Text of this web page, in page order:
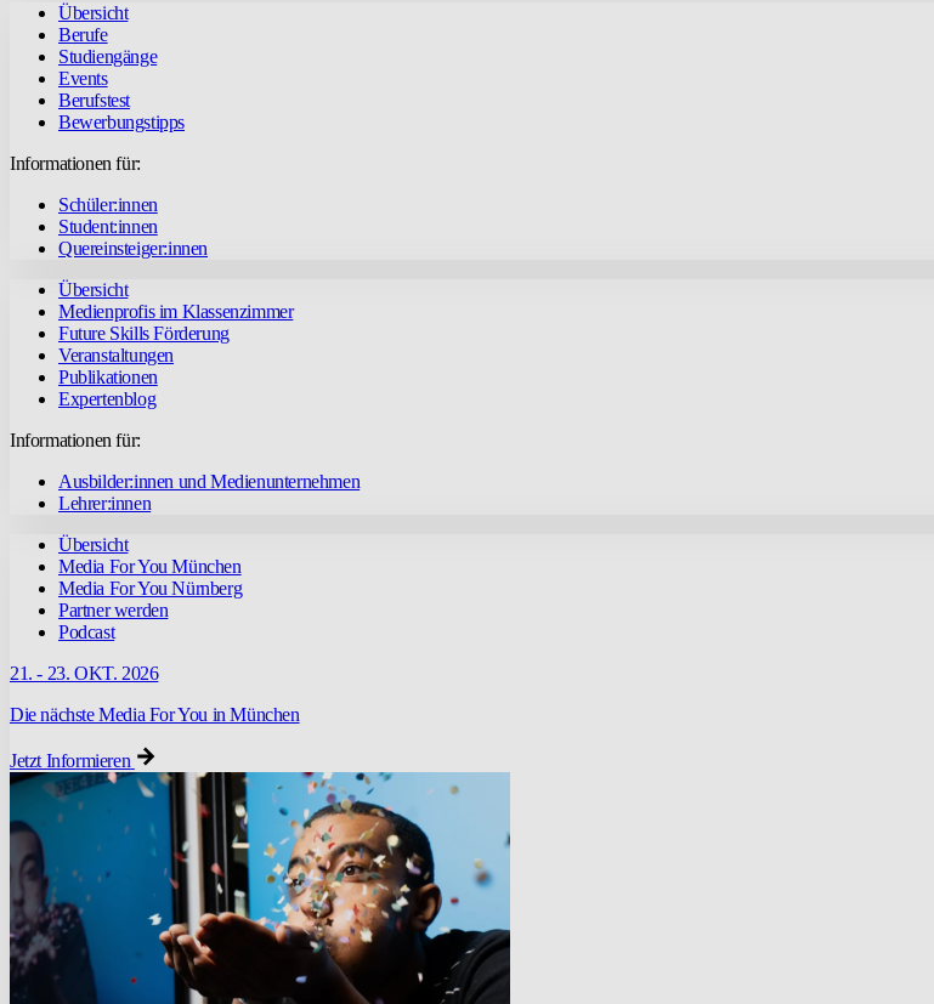
Übersicht
Berufe
Studiengänge
Events
Berufstest
Bewerbungstipps
Informationen für:
Schüler:innen
Student:innen
Quereinsteiger:innen
Übersicht
Medienprofis im Klassenzimmer
Future Skills Förderung
Veranstaltungen
Publikationen
Expertenblog
Informationen für:
Ausbilder:innen und Medienunternehmen
Lehrer:innen
Übersicht
Media For You München
Media For You Nürnberg
Partner werden
Podcast
21. - 23. OKT. 2026
Die nächste Media For You in München
Jetzt Informieren